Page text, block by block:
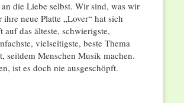
die Liebe selbst. Wir sind, was wir
ihre neue Platte „Lover“ hat sich
auf das älteste, schwierigste,
vielseitigste, beste Thema
seitdem Menschen Musik machen.
ist es doch nie ausgeschöpft.